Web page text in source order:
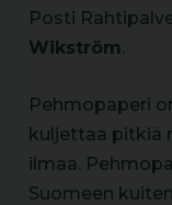
Posti
Wikström.
Pehmopaperi
kuljettaa pitkiä
ilmaa.
Suomeen